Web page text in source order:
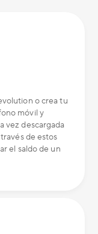
o crea tu
móvil y
vez descargada
de estos
el saldo de un